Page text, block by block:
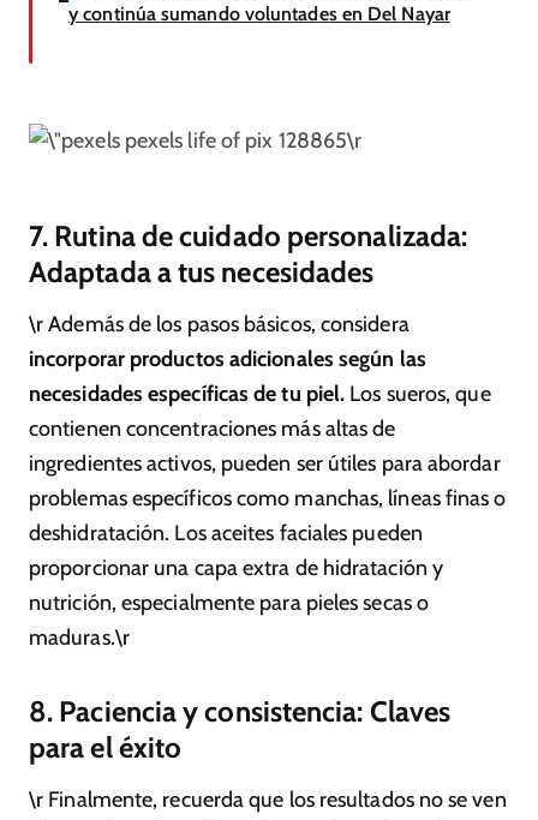
y continúa sumando voluntades en Del Nayar
pexels life of pix 128865\r
7. Rutina de cuidado personalizada:
Adaptada a tus necesidades
\r Además de los pasos básicos, considera
incorporar productos adicionales según las
necesidades específicas de tu piel. Los sueros, que
contienen concentraciones más altas de
ingredientes activos, pueden ser útiles para abordar
problemas específicos como manchas, líneas finas o
deshidratación. Los aceites faciales pueden
proporcionar una capa extra de hidratación y
nutrición, especialmente para pieles secas o
maduras.\r
8. Paciencia y consistencia: Claves
para el éxito
\r Finalmente, recuerda que los resultados no se ven